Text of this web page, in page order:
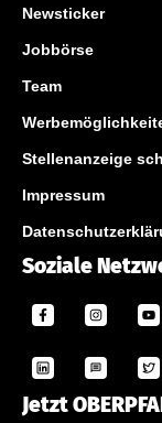
Newsticker
Jobbörse
Team
Stellenanzeige
Impressum
Soziale
Jetzt